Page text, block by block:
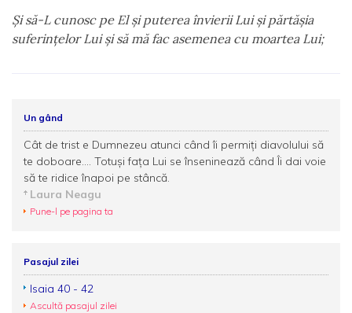
Şi să-L cunosc pe El şi puterea învierii Lui şi părtăşia
suferinţelor Lui şi să mă fac asemenea cu moartea Lui;
Un gând
Cât de trist e Dumnezeu atunci când îi permiţi diavolului să
te doboare.... Totuşi faţa Lui se înseninează când Îi dai voie
să te ridice înapoi pe stâncă.
Laura Neagu
Pune-l pe pagina ta
Pasajul zilei
Isaia 40 - 42
Ascultă pasajul zilei